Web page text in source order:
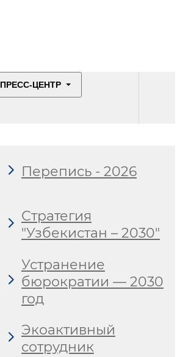
ПРЕСС-ЦЕНТР
Перепись - 2026
Стратегия
"Узбекистан – 2030"
Устранение
бюрократии — 2030
год
Экоактивный
сотрудник